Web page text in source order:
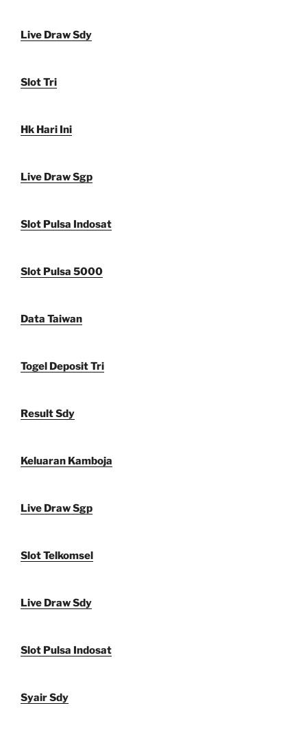
Live Draw Sdy
Slot Tri
Hk Hari Ini
Live Draw Sgp
Slot Pulsa Indosat
Slot Pulsa 5000
Data Taiwan
Togel Deposit Tri
Result Sdy
Keluaran Kamboja
Live Draw Sgp
Slot Telkomsel
Live Draw Sdy
Slot Pulsa Indosat
Syair Sdy